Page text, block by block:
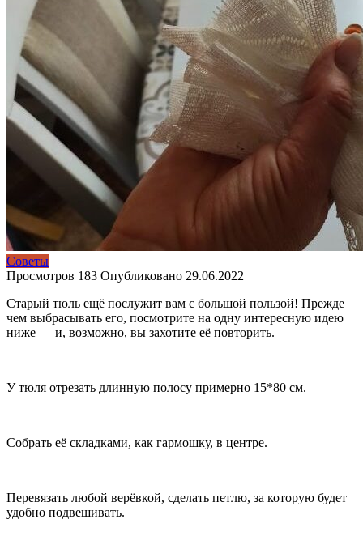
Советы
Просмотров 183 Опубликовано 29.06.2022
Старый тюль ещё послужит вам с большой пользой! Прежде
чем выбрасывать его, посмотрите на одну интересную идею
ниже — и, возможно, вы захотите её повторить.
У тюля отрезать длинную полосу примерно 15*80 см.
Собрать её складками, как гармошку, в центре.
Перевязать любой верёвкой, сделать петлю, за которую будет
удобно подвешивать.